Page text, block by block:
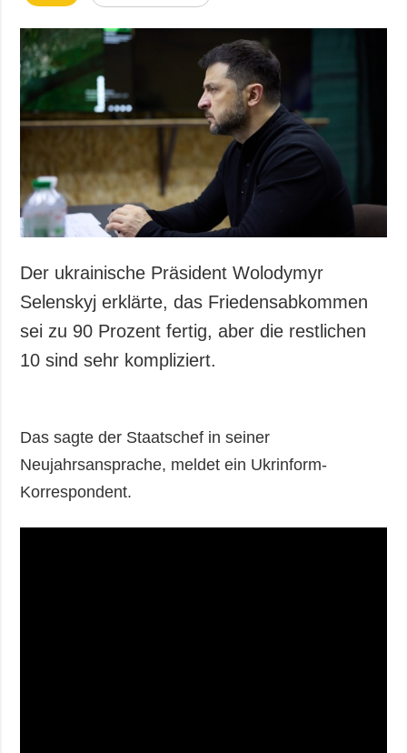
Der ukrainische Präsident Wolodymyr
Selenskyj erklärte, das Friedensabkommen
sei zu 90 Prozent fertig, aber die restlichen
10 sind sehr kompliziert.
Das sagte der Staatschef in seiner
Neujahrsansprache, meldet ein Ukrinform-
Korrespondent.